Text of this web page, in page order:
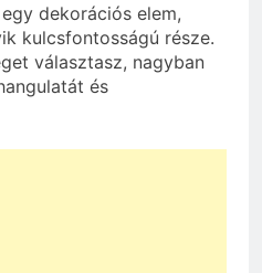
dekorációs elem,
kulcsfontosságú része.
választasz, nagyban
és